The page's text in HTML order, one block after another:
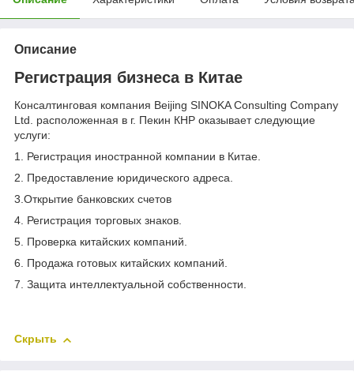
Описание
Регистрация бизнеса в Китае
Консалтинговая компания Beijing SINOKA Consulting Company
Ltd. расположенная в г. Пекин КНР оказывает следующие
услуги:
1. Регистрация иностранной компании в Китае.
2. Предоставление юридического адреса.
3.Открытие банковских счетов
4. Регистрация торговых знаков.
5. Проверка китайских компаний.
6. Продажа готовых китайских компаний.
7. Защита интеллектуальной собственности.
Скрыть